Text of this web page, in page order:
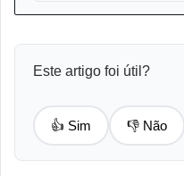
Este artigo foi útil?
👍 Sim 👎 Não